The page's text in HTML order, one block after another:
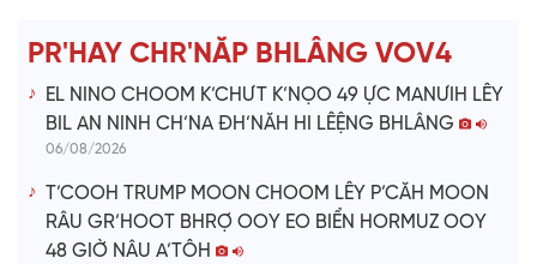
e
o
PR'HAY CHR'NĂP BHLÂNG VOV4
EL NINO CHOOM K’CHƯT K’NỌO 49 ỰC MANƯIH LÊY
BIL AN NINH CH’NA ĐH’NĂH HI LÊỆNG BHLÂNG
06/08/2026
T’COOH TRUMP MOON CHOOM LÊY P’CĂH MOON
RÂU GR’HOOT BHRỢ OOY EO BIỂN HORMUZ OOY
48 GIỜ NÂU A’TÔH